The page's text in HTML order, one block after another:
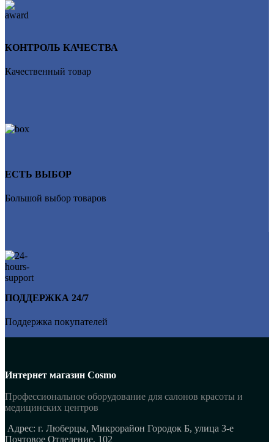
КОНТРОЛЬ КАЧЕСТВА
Качественный товар
ЕСТЬ ВЫБОР
Большой выбор товаров
ПОДДЕРЖКА 24/7
Поддержка покупателей
Интернет магазин Cosmo
Профессиональное оборудование для салонов красоты и
медицинских центров
Адрес: г. Люберцы, Микрорайон Городок Б, улица 3-е
Почтовое Отделение, 102